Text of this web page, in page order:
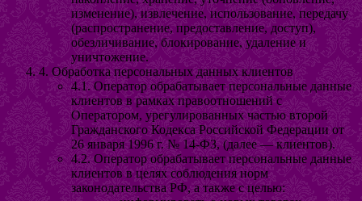
изменение), извлечение, использование, передачу
(распространение, предоставление, доступ),
обезличивание, блокирование, удаление и
уничтожение.
4. Обработка персональных данных клиентов
4.1. Оператор обрабатывает персональные данные
клиентов в рамках правоотношений с
Оператором, урегулированных частью второй
Гражданского Кодекса Российской Федерации от
26 января 1996 г. № 14-ФЗ, (далее — клиентов).
4.2. Оператор обрабатывает персональные данные
клиентов в целях соблюдения норм
законодательства РФ, а также с целью: